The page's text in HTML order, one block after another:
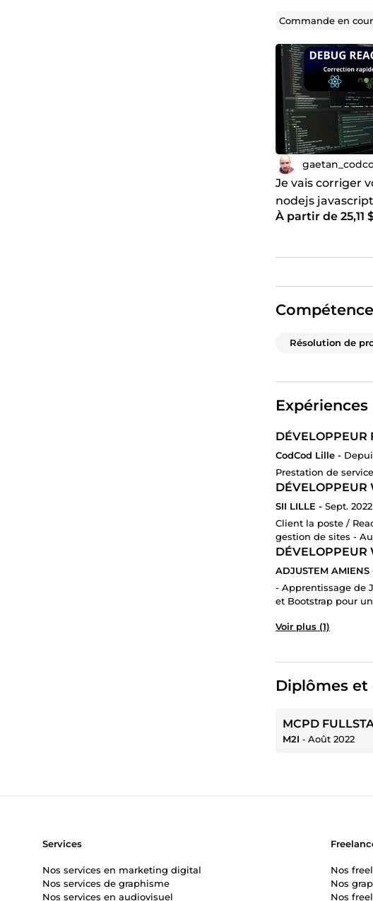
Commande en
Je vais corriger
nodejs
À partir de 25,11
Résolution de
DÉVELOPPEUR
CodCod Lille -
Prestation de
DÉVELOPPEUR
SII LILLE - Sept.
Client la poste /
gestion de sites -
DÉVELOPPEUR
ADJUSTEM AMIENS
- Apprentissage de
et Bootstrap pour
Voir plus (1)
Diplômes
MCPD
M2I ‐ Août 2022
Services
Nos services en marketing digital
Nos services de graphisme
Nos services en audiovisuel
Nos
Nos
Nos